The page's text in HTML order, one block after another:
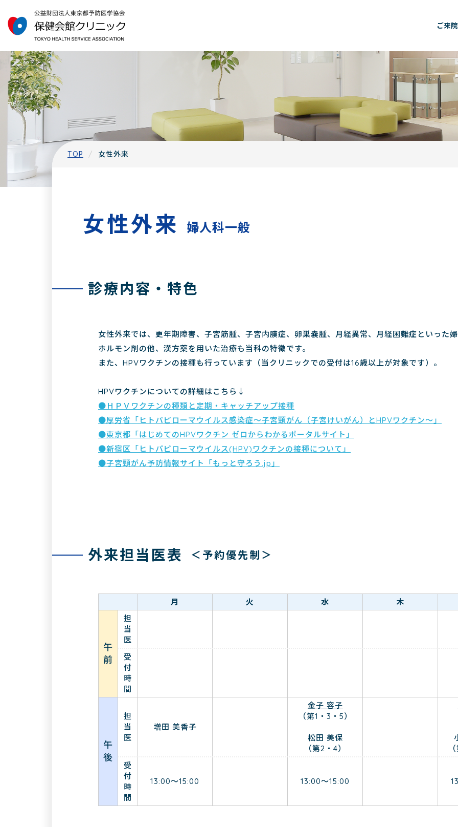
ご来
TOP 女性外来
女性外来 婦人科一般
診療内容・特色
女性外来では、更年期障害、子宮筋腫、子宮内膜症、卵巣嚢腫、月経異常、月経困難症といった
ホルモン剤の他、漢方薬を用いた治療も当科の特徴です。
また、HPVワクチンの接種も行っています（当クリニックでの受付は16歳以上が対象です）。
HPVワクチンについての詳細はこちら↓
●ＨＰＶワクチンの種類と定期・キャッチアップ接種
●厚労省「ヒトパピローマウイルス感染症～子宮頸がん（子宮けいがん）とHPVワクチン～」
●東京都「はじめてのHPVワクチン ゼロからわかるポータルサイト」
●新宿区「ヒトパピローマウイルス(HPV)ワクチンの接種について」
●子宮頸がん予防情報サイト「もっと守ろう.jp」
外来担当医表 ＜予約優先制＞
月 火 水 木
午
前
担
当
医
受
付
時
間
午
後
担
当
医
増田 美香子
金子 容子
（第1・3・5）
松田 美保
（第2・4）
受
付
時
間
13:00～15:00 13:00～15:00